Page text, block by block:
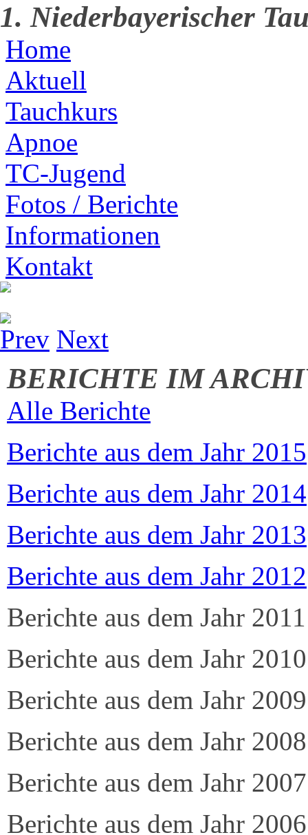
1. Niederbayerischer
Home
Aktuell
Tauchkurs
Apnoe
TC-Jugend
Fotos / Berichte
Informationen
Kontakt
Prev Next
BERICHTE IM
Alle Berichte
Berichte aus dem Jahr 2015
Berichte aus dem Jahr 2014
Berichte aus dem Jahr 2013
Berichte aus dem Jahr 2012
Berichte aus dem Jahr 2011
Berichte aus dem Jahr 2010
Berichte aus dem Jahr 2009
Berichte aus dem Jahr 2008
Berichte aus dem Jahr 2007
Berichte aus dem Jahr 2006